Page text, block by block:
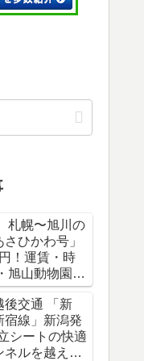
札幌〜旭川の
ひかわ号」
！運賃・時
旭山動物園ア
イド
後交通 「新
宿線」新潟発
シートの快適
ネルを越える